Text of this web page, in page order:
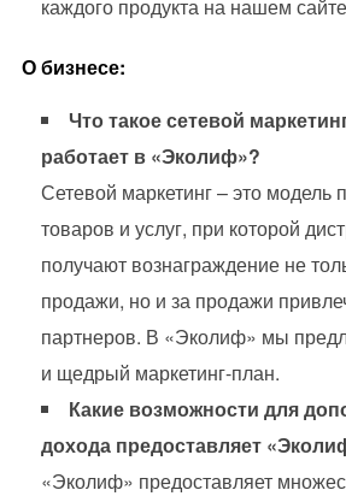
каждого продукта на нашем
О бизнесе:
Что такое сетевой
работает в «Эколиф»?
Сетевой маркетинг – это модель
товаров и услуг, при которой
получают вознаграждение не
продажи, но и за продажи
партнеров. В «Эколиф» мы
и щедрый маркетинг-план.
Какие возможности для
дохода предоставляет
«Эколиф» предоставляет